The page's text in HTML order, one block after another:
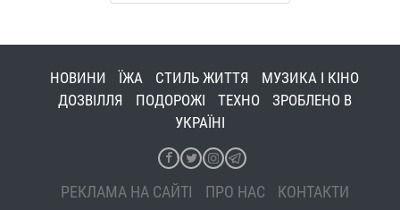
НОВИНИ ЇЖА СТИЛЬ ЖИТТЯ
МУЗИКА І КІНО
ДОЗВІЛЛЯ
ПОДОРОЖІ ТЕХНО
ЗРОБЛЕНО В
УКРАЇНІ
РЕКЛАМА НА САЙТІ ПРО НАС
КОНТАКТИ